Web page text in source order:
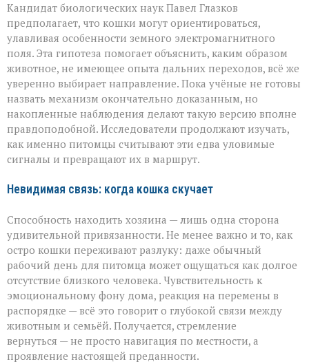
Кандидат биологических наук Павел Глазков
предполагает, что кошки могут ориентироваться,
улавливая особенности земного электромагнитного
поля. Эта гипотеза помогает объяснить, каким образом
животное, не имеющее опыта дальних переходов, всё же
уверенно выбирает направление. Пока учёные не готовы
назвать механизм окончательно доказанным, но
накопленные наблюдения делают такую версию вполне
правдоподобной. Исследователи продолжают изучать,
как именно питомцы считывают эти едва уловимые
сигналы и превращают их в маршрут.
Невидимая связь: когда кошка скучает
Способность находить хозяина — лишь одна сторона
удивительной привязанности. Не менее важно и то, как
остро кошки переживают разлуку: даже обычный
рабочий день для питомца может ощущаться как долгое
отсутствие близкого человека. Чувствительность к
эмоциональному фону дома, реакция на перемены в
распорядке — всё это говорит о глубокой связи между
животным и семьёй. Получается, стремление
вернуться — не просто навигация по местности, а
проявление настоящей преданности.